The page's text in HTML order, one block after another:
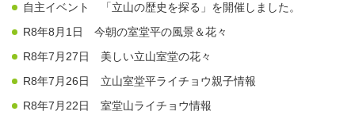
自主イベント 「立山の歴史を探る」を開催しました。
R8年8月1日 今朝の室堂平の風景＆花々
R8年7月27日 美しい立山室堂の花々
R8年7月26日 立山室堂平ライチョウ親子情報
R8年7月22日 室堂山ライチョウ情報